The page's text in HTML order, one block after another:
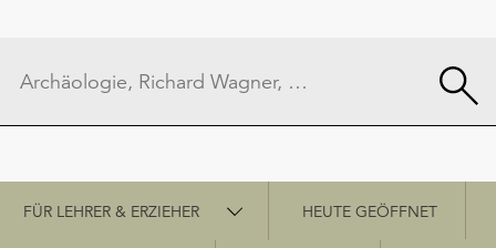
Schnellzugriff
FÜR LEHRER & ERZIEHER HEUTE GEÖFFNET